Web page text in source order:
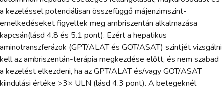
a kezeléssel potenciálisan összefüggő májenzimszint-
emelkedéseket figyeltek meg ambriszentán alkalmazása
kapcsán(lásd 4.8 és 5.1 pont). Ezért a hepatikus
aminotranszferázok (GPT/ALAT és GOT/ASAT) szintjét vizsgálni
kell az ambriszentán-terápia megkezdése előtt, és nem szabad
a kezelést elkezdeni, ha az GPT/ALAT és/vagy GOT/ASAT
kiindulási értéke >3× ULN (lásd 4.3 pont). A betegeknél